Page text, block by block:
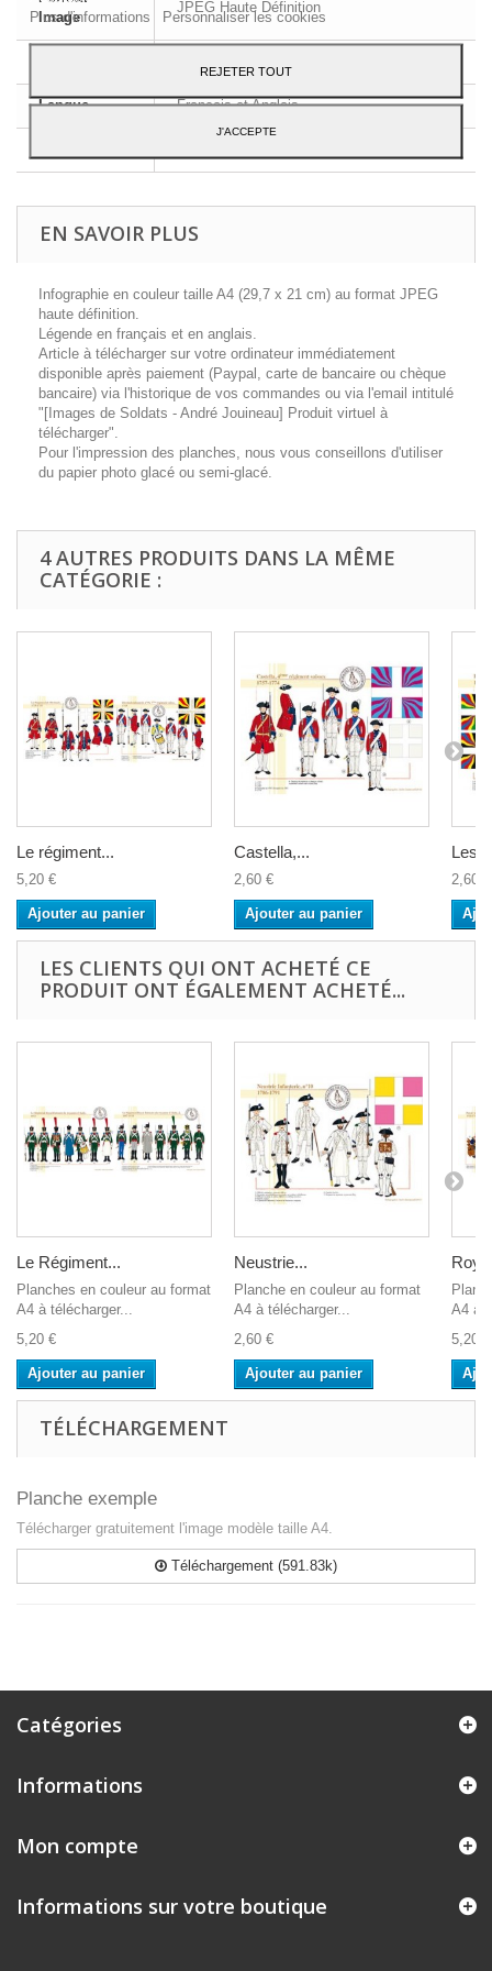
Image
JPEG Haute Définition
Langue Français et Anglais
EN SAVOIR PLUS
Infographie en couleur taille A4 (29,7 x 21 cm) au format JPEG
haute définition.
Légende en français et en anglais.
Article à télécharger sur votre ordinateur immédiatement
disponible après paiement (Paypal, carte de bancaire ou chèque
bancaire) via l'historique de vos commandes ou via l'email intitulé
"[Images de Soldats - André Jouineau] Produit virtuel à
télécharger".
Pour l'impression des planches, nous vous conseillons d'utiliser
du papier photo glacé ou semi-glacé.
4 AUTRES PRODUITS DANS LA MÊME
CATÉGORIE :
Le régiment...
5,20 €
Ajouter au panier
Castella,...
2,60 €
Ajouter au panier
Les
2,60 €
LES CLIENTS QUI ONT ACHETÉ CE
PRODUIT ONT ÉGALEMENT ACHETÉ...
Le Régiment...
Planches en couleur au format
A4 à télécharger...
5,20 €
Ajouter au panier
Neustrie...
Planche en couleur au format
A4 à télécharger...
2,60 €
Ajouter au panier
A4 à
5,20 €
TÉLÉCHARGEMENT
Planche exemple
Télécharger gratuitement l'image modèle taille A4.
Téléchargement (591.83k)
Catégories
Informations
Mon compte
Informations sur votre boutique
Plus d'informations
Personnaliser les cookies
REJETER TOUT
J'ACCEPTE